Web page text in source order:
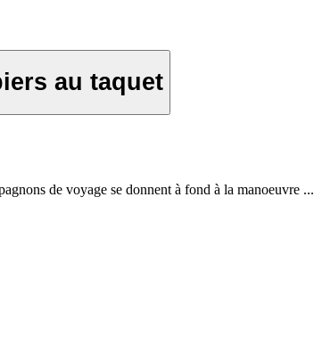
au taquet
de voyage se donnent à fond à la manoeuvre ...